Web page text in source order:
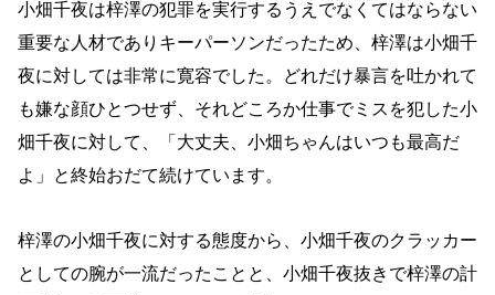
小畑千夜は梓澤の犯罪を実行するうえでなくてはならない
重要な人材でありキーパーソンだったため、梓澤は小畑千
夜に対しては非常に寛容でした。どれだけ暴言を吐かれて
も嫌な顔ひとつせず、それどころか仕事でミスを犯した小
畑千夜に対して、「大丈夫、小畑ちゃんはいつも最高だ
よ」と終始おだて続けています。
梓澤の小畑千夜に対する態度から、小畑千夜のクラッカー
としての腕が一流だったことと、小畑千夜抜きで梓澤の計